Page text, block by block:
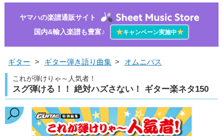
ヤマハの楽譜通販サイト
国内&輸入楽譜も豊富♪
★キャンペーン実施中★
ギター > ギター弾き語り曲集 > オムニバス
これが弾けりゃ～人気者！
スグ弾ける！！ 絶対ハズさない！ ギター楽ネタ150